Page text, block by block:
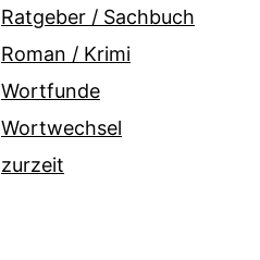
Ratgeber / Sachbuch
Roman / Krimi
Wortfunde
Wortwechsel
zurzeit